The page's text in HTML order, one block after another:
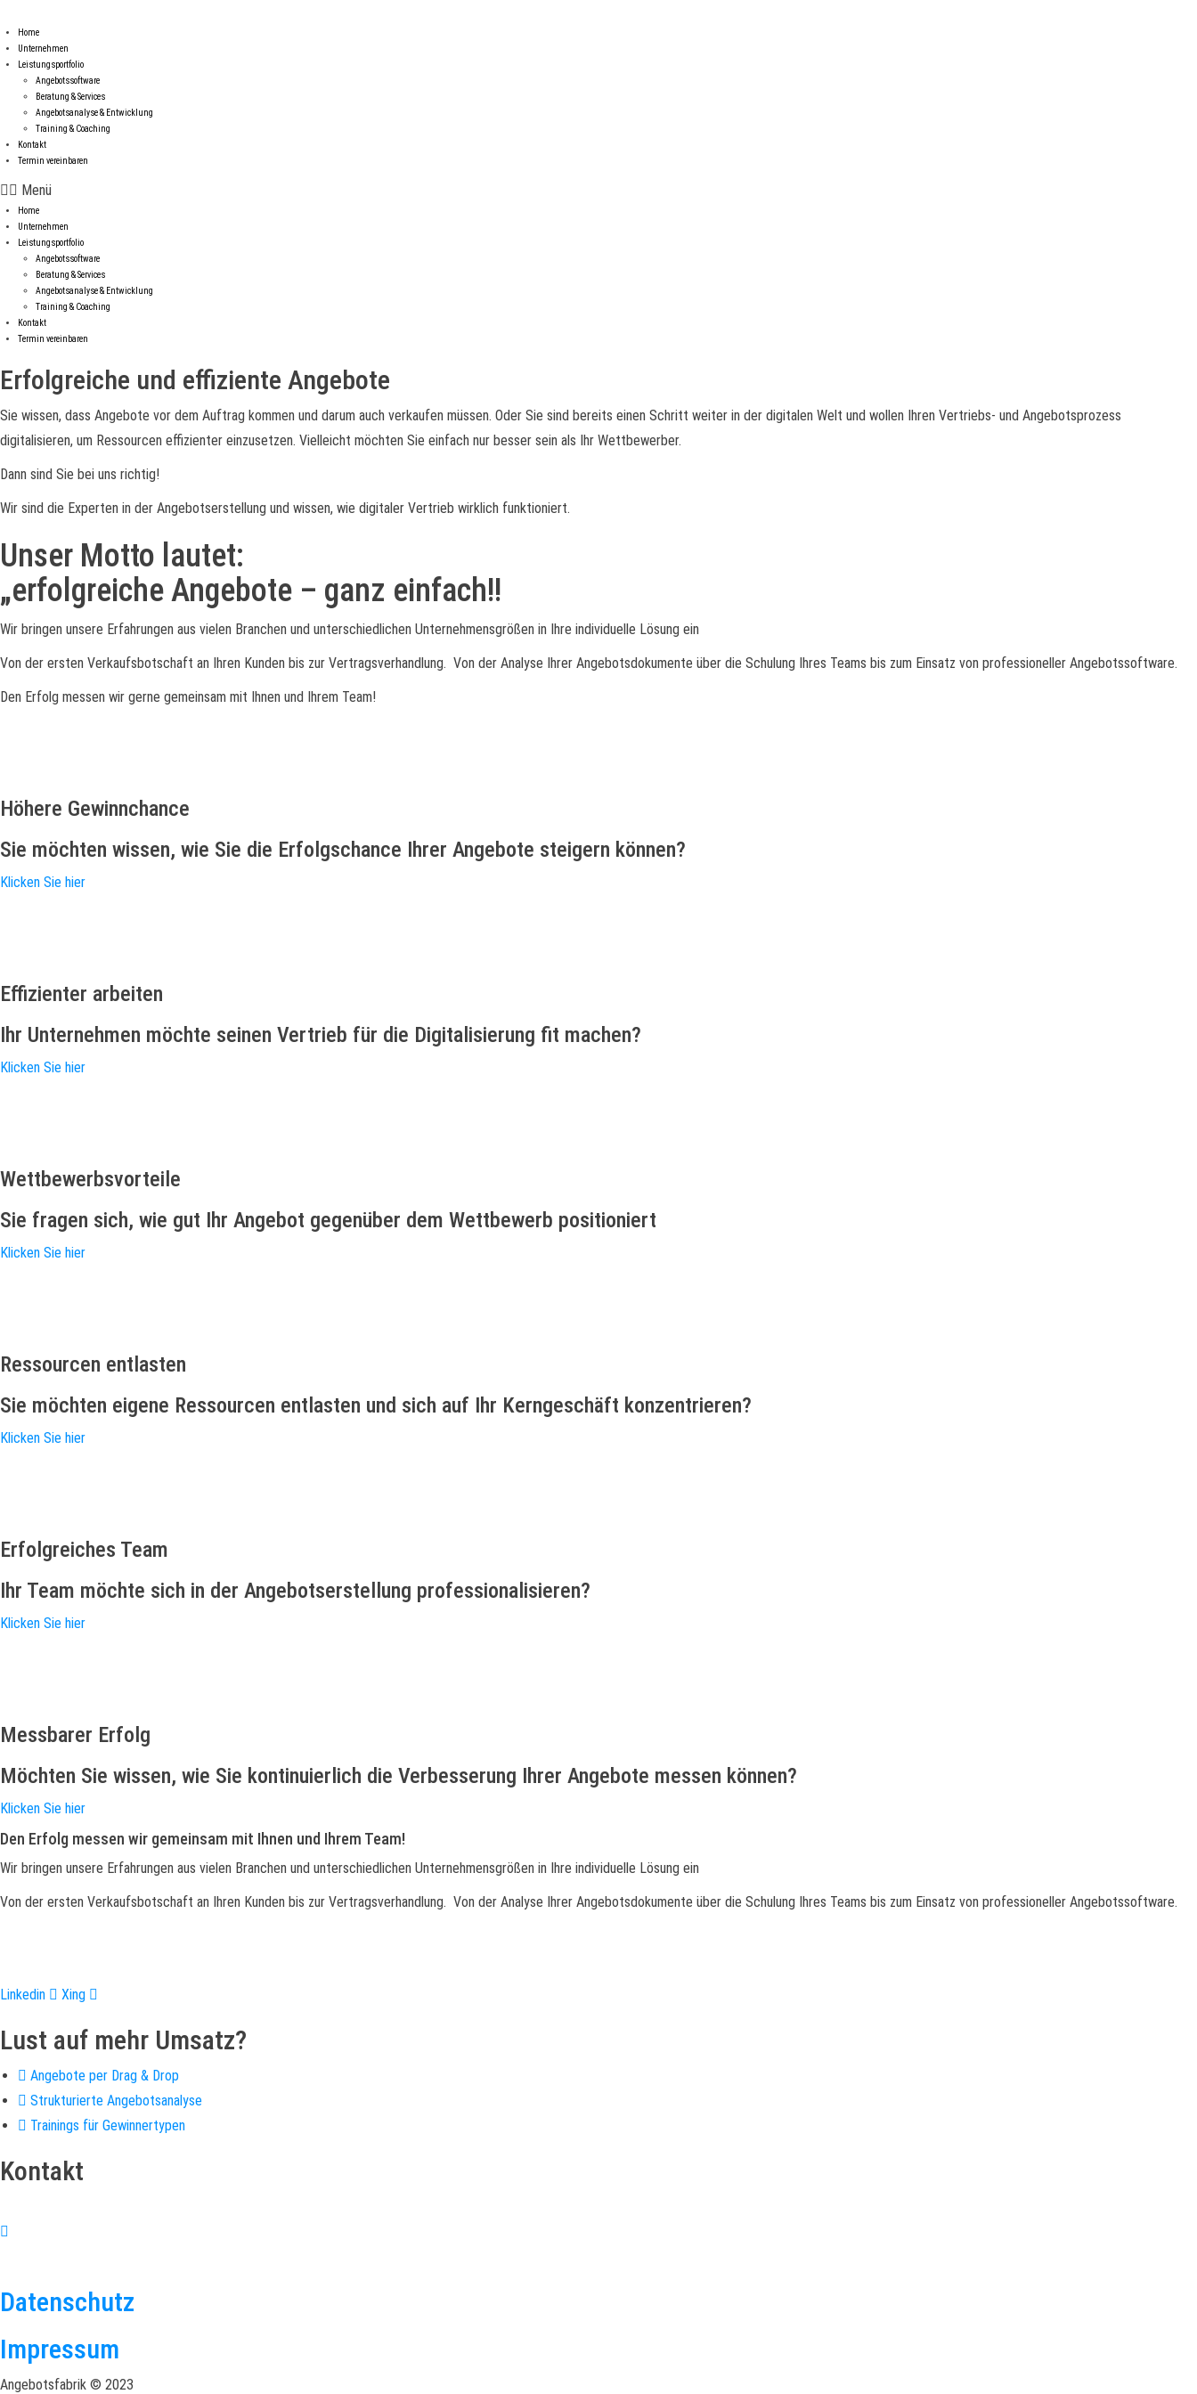
Home
Unternehmen
Leistungsportfolio
Angebotssoftware
Beratung & Services
Angebotsanalyse & Entwicklung
Training & Coaching
Kontakt
Termin vereinbaren
Menü
Home
Unternehmen
Leistungsportfolio
Angebotssoftware
Beratung & Services
Angebotsanalyse & Entwicklung
Training & Coaching
Kontakt
Termin vereinbaren
Erfolgreiche und effiziente Angebote
Sie wissen, dass Angebote vor dem Auftrag kommen und darum auch verkaufen müssen. Oder Sie sind bereits einen Schritt weiter in der digitalen Welt und wollen Ihren Vertriebs- und Angebotsprozess
digitalisieren, um Ressourcen effizienter einzusetzen. Vielleicht möchten Sie einfach nur besser sein als Ihr Wettbewerber.
Dann sind Sie bei uns richtig!
Wir sind die Experten in der Angebotserstellung und wissen, wie digitaler Vertrieb wirklich funktioniert.
Unser Motto lautet:
„erfolgreiche Angebote – ganz einfach!!
Wir bringen unsere Erfahrungen aus vielen Branchen und unterschiedlichen Unternehmensgrößen in Ihre individuelle Lösung ein
Von der ersten Verkaufsbotschaft an Ihren Kunden bis zur Vertragsverhandlung. Von der Analyse Ihrer Angebotsdokumente über die Schulung Ihres Teams bis zum Einsatz von professioneller Angebotssoftware.
Den Erfolg messen wir gerne gemeinsam mit Ihnen und Ihrem Team!
Höhere Gewinnchance
Sie möchten wissen, wie Sie die Erfolgschance Ihrer Angebote steigern können?
Klicken Sie hier
Effizienter arbeiten
Ihr Unternehmen möchte seinen Vertrieb für die Digitalisierung fit machen?
Klicken Sie hier
Wettbewerbsvorteile
Sie fragen sich, wie gut Ihr Angebot gegenüber dem Wettbewerb positioniert
Klicken Sie hier
Ressourcen entlasten
Sie möchten eigene Ressourcen entlasten und sich auf Ihr Kerngeschäft konzentrieren?
Klicken Sie hier
Erfolgreiches Team
Ihr Team möchte sich in der Angebotserstellung professionalisieren?
Klicken Sie hier
Messbarer Erfolg
Möchten Sie wissen, wie Sie kontinuierlich die Verbesserung Ihrer Angebote messen können?
Klicken Sie hier
Den Erfolg messen wir gemeinsam mit Ihnen und Ihrem Team!
Wir bringen unsere Erfahrungen aus vielen Branchen und unterschiedlichen Unternehmensgrößen in Ihre individuelle Lösung ein
Von der ersten Verkaufsbotschaft an Ihren Kunden bis zur Vertragsverhandlung. Von der Analyse Ihrer Angebotsdokumente über die Schulung Ihres Teams bis zum Einsatz von professioneller Angebotssoftware.
Linkedin
Xing
Lust auf mehr Umsatz?
Angebote per Drag & Drop
Strukturierte Angebotsanalyse
Trainings für Gewinnertypen
Kontakt
Datenschutz
Impressum
Angebotsfabrik © 2023